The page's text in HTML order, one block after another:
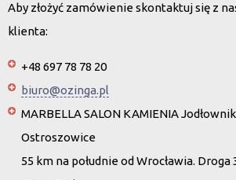
Aby złożyć zamówienie skontaktuj się z
klienta:
+48 697 78 78 20
biuro@ozinga.pl
MARBELLA SALON KAMIENIA
Ostroszowice
55 km na południe od Wrocławia.